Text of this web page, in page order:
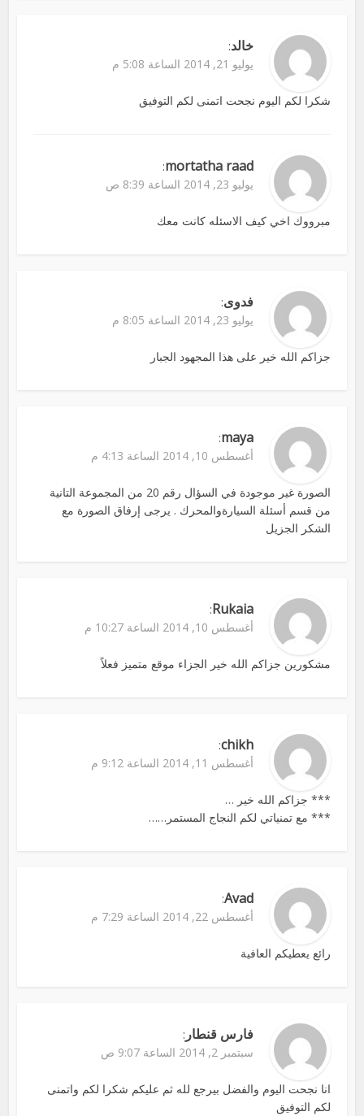
خالد:
يوليو 21, 2014 الساعة 5:08 م
شكرا لكم اليوم نجحت اتمنى لكم التوفيق
mortatha raad
:
يوليو 23, 2014 الساعة 8:39 ص
مبرووك اخي كيف الاسئله كانت معك
فدوى:
يوليو 23, 2014 الساعة 8:05 م
جزاكم الله خير على هذا المجهود الجبار
maya
:
أغسطس 10, 2014 الساعة 4:13 م
الصورة غير موجودة في السؤال رقم 20 من المجموعة التانية
من قسم أسئلة السيارةوالمحرك . يرجى إرفاق الصورة مع
الشكر الجزيل
Rukaia
:
أغسطس 10, 2014 الساعة 10:27 م
مشكورين جزاكم الله خير الجزاء موقع متميز فعلاً
chikh
:
أغسطس 11, 2014 الساعة 9:12 م
*** جزاكم الله خير …
*** مع تمنياتي لكم النجاج المستمر……
Avad
:
أغسطس 22, 2014 الساعة 7:29 م
رائع يعطيكم العافية
فارس قنطار :
سبتمبر 2, 2014 الساعة 9:07 ص
انا نجحت اليوم والفضل بيرجع لله ثم عليكم شكرا لكم واتمنى
لكم التوفيق